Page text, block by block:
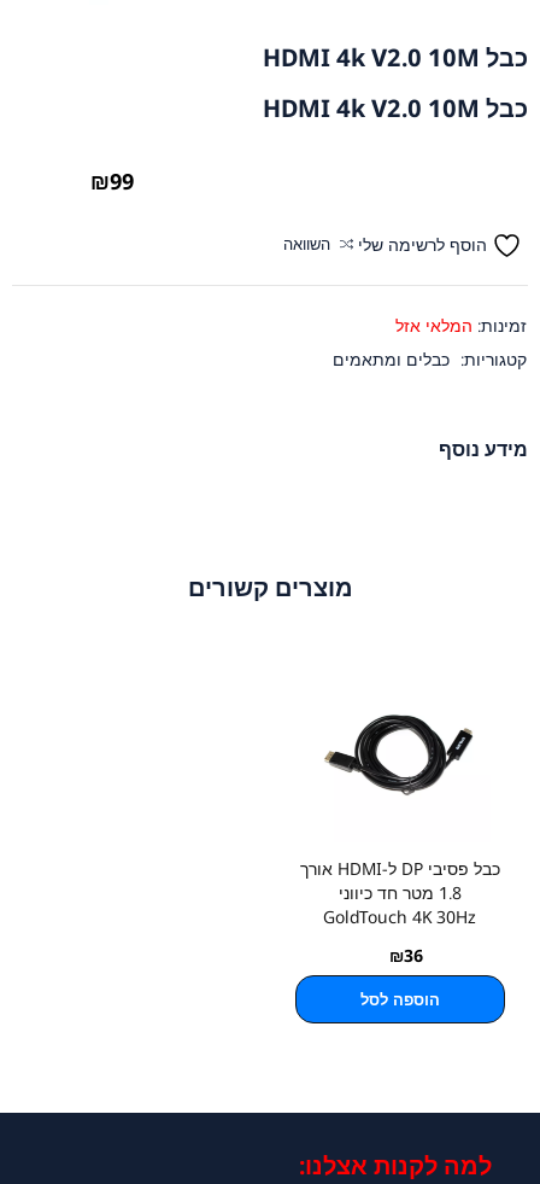
כבל HDMI 4k V2.0 10M
כבל HDMI 4k V2.0 10M
₪99
הוסף לרשימה שלי השוואה
זמינות: המלאי אזל
קטגוריות: כבלים ומתאמים
מידע נוסף
מוצרים קשורים
כבל פסיבי DP ל-HDMI אורך
1.8 מטר חד כיווני
GoldTouch 4K 30Hz
₪36
הוספה לסל
למה לקנות אצלנו:​